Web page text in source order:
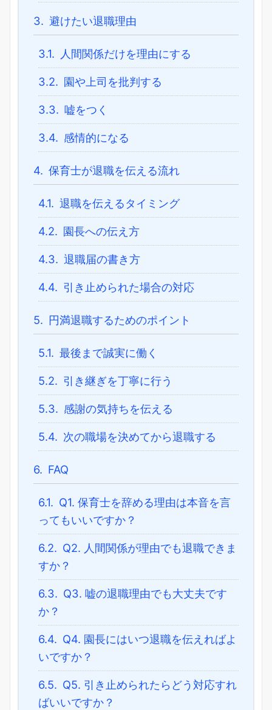
3. 避けたい退職理由
3.1. 人間関係だけを理由にする
3.2. 園や上司を批判する
3.3. 嘘をつく
3.4. 感情的になる
4. 保育士が退職を伝える流れ
4.1. 退職を伝えるタイミング
4.2. 園長への伝え方
4.3. 退職届の書き方
4.4. 引き止められた場合の対応
5. 円満退職するためのポイント
5.1. 最後まで誠実に働く
5.2. 引き継ぎを丁寧に行う
5.3. 感謝の気持ちを伝える
5.4. 次の職場を決めてから退職する
6. FAQ
6.1. Q1. 保育士を辞める理由は本音を言
ってもいいですか？
6.2. Q2. 人間関係が理由でも退職できま
すか？
6.3. Q3. 嘘の退職理由でも大丈夫です
か？
6.4. Q4. 園長にはいつ退職を伝えればよ
いですか？
6.5. Q5. 引き止められたらどう対応すれ
ばいいですか？